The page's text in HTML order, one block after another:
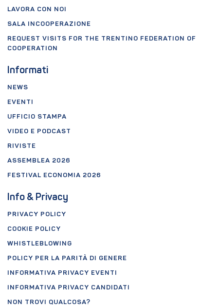
LAVORA CON NOI
SALA INCOOPERAZIONE
REQUEST VISITS FOR THE TRENTINO FEDERATION OF
COOPERATION
Informati
NEWS
EVENTI
UFFICIO STAMPA
VIDEO E PODCAST
RIVISTE
ASSEMBLEA 2026
FESTIVAL ECONOMIA 2026
Info & Privacy
PRIVACY POLICY
COOKIE POLICY
WHISTLEBLOWING
POLICY PER LA PARITÀ DI GENERE
INFORMATIVA PRIVACY EVENTI
INFORMATIVA PRIVACY CANDIDATI
NON TROVI QUALCOSA?